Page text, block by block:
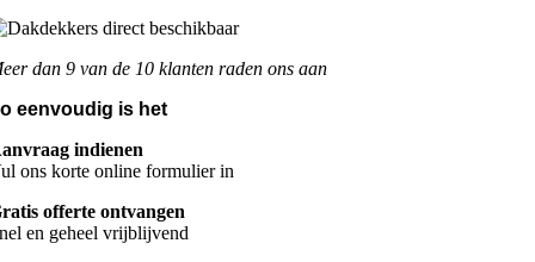
dan 9 van de 10 klanten raden ons aan
eenvoudig is het
indienen
ons korte online formulier in
offerte ontvangen
en geheel vrijblijvend